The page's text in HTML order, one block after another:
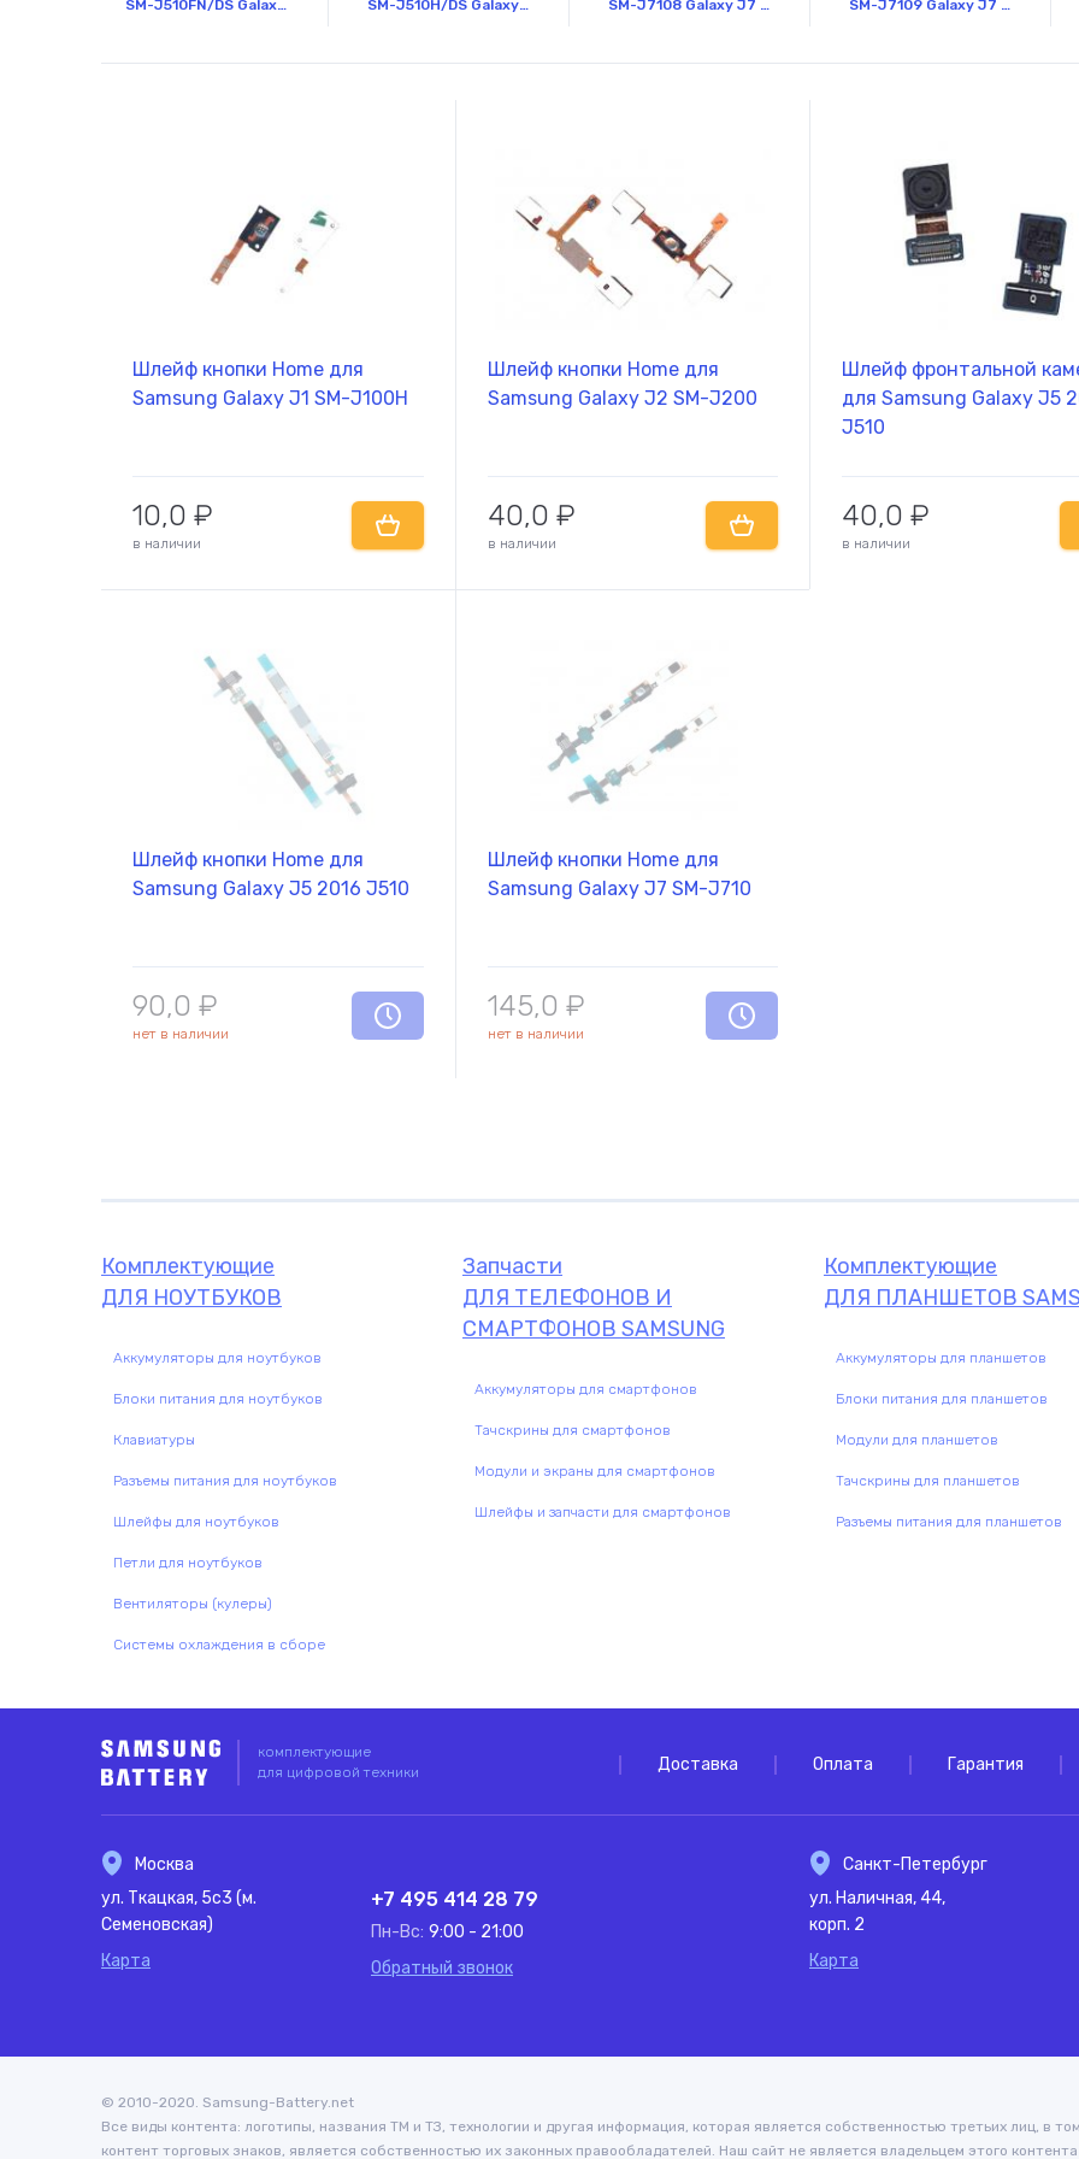
Комплектующие Запчасти
Комплектующие
SM-J510FN/DS Galaxy J5 (2016) SM-J510H/DS Galaxy J5 (2016) SM-J7108 Galaxy J7 (2016) SM-J7109 Galaxy J7 (2016)
Шлейф кнопки Home для
Samsung Galaxy J1 SM-J100H
10,0 ₽
в наличии
Шлейф кнопки Home для
Samsung Galaxy J2 SM-J200
40,0 ₽
в наличии
Шлейф фронтальной
для Samsung Galaxy J5
J510
40,0 ₽
в наличии
Шлейф кнопки Home для
Samsung Galaxy J5 2016 J510
90,0 ₽
нет в наличии
Шлейф кнопки Home для
Samsung Galaxy J7 SM-J710
145,0 ₽
нет в наличии
Комплектующие
ДЛЯ НОУТБУКОВ
Аккумуляторы для ноутбуков
Блоки питания для ноутбуков
Клавиатуры
Разъемы питания для ноутбуков
Шлейфы для ноутбуков
Петли для ноутбуков
Вентиляторы (кулеры)
Системы охлаждения в сборе
Запчасти
ДЛЯ ТЕЛЕФОНОВ И
СМАРТФОНОВ SAMSUNG
Аккумуляторы для смартфонов
Тачскрины для смартфонов
Модули и экраны для смартфонов
Шлейфы и запчасти для смартфонов
Комплектующие
ДЛЯ ПЛАНШЕТОВ
Аккумуляторы для планшетов
Блоки питания для планшетов
Модули для планшетов
Тачскрины для планшетов
Разъемы питания для планшетов
комплектующие
для цифровой техники
Доставка Оплата Гарантия
Москва
ул. Ткацкая, 5с3 (м.
Семеновская)
Карта
+7 495 414 28 79
Пн-Вс: 9:00 - 21:00
Обратный звонок
Санкт-Петербург
ул. Наличная, 44,
корп. 2
Карта
© 2010-2020. Samsung-Battery.net
Все виды контента: логотипы, названия ТМ и ТЗ, технологии и другая информация, которая является собственностью третьих лиц, в
контент торговых знаков, является собственностью их законных правообладателей. Наш сайт не является владельцем этого контента